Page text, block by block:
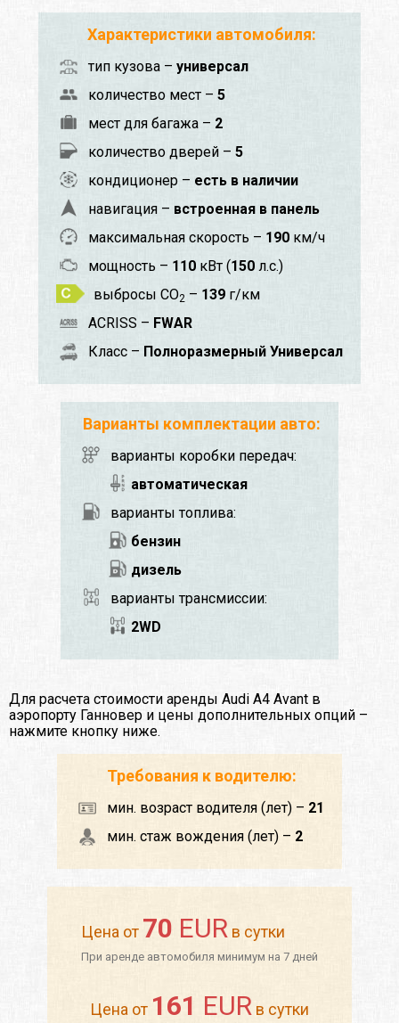
Характеристики автомобиля:
тип кузова – универсал
количество мест – 5
мест для багажа – 2
количество дверей – 5
кондиционер – есть в наличии
навигация – встроенная в панель
максимальная скорость – 190 км/ч
мощность – 110 кВт (150 л.с.)
выбросы CO2 – 139 г/км
ACRISS – FWAR
Класс – Полноразмерный Универсал
Варианты комплектации авто:
варианты коробки передач:
автоматическая
варианты топлива:
бензин
дизель
варианты трансмиссии:
2WD
Для расчета стоимости аренды Audi A4 Avant в
аэропорту Ганновер и цены дополнительных опций –
нажмите кнопку ниже.
Требования к водителю:
мин. возраст водителя (лет) – 21
мин. стаж вождения (лет) – 2
Цена от 70 EUR в сутки
При аренде автомобиля минимум на 7 дней
Цена от 161 EUR в сутки